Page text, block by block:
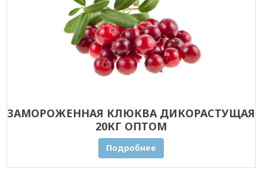
ЗАМОРОЖЕННАЯ КЛЮКВА ДИКОРАСТУЩАЯ
20КГ ОПТОМ
Подробнее